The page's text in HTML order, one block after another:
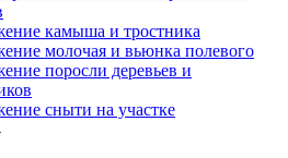
камыша и тростника
молочая и вьюнка полевого
поросли деревьев и
сныти на участке